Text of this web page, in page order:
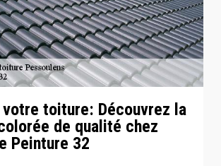
toiture: Découvrez la
de qualité chez
Peinture 32